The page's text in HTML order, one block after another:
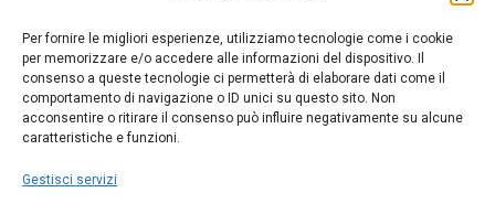
Per fornire le migliori esperienze, utilizziamo tecnologie come i cookie
per memorizzare e/o accedere alle informazioni del dispositivo. Il
consenso a queste tecnologie ci permetterà di elaborare dati come il
comportamento di navigazione o ID unici su questo sito. Non
acconsentire o ritirare il consenso può influire negativamente su alcune
caratteristiche e funzioni.
Gestisci servizi
La Società ha nominato il Responsabile della Protezione dei Dati Personali (DPO), figura specializzata che vigila sulle modalità adottate dalla
nostra Società per tutelare i Suoi dati personali.